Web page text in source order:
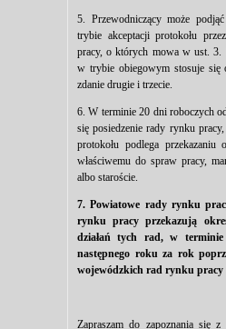
5. Przewodniczący może
trybie akceptacji protokołu
pracy, o których mowa w ust. 3.
w trybie obiegowym stosuje
zdanie drugie i trzecie.
6. W terminie 20 dni roboczych
się posiedzenie rady rynku
protokołu podlega przekazaniu
właściwemu do spraw pracy,
albo staroście.
7. Powiatowe rady rynku
rynku pracy przekazują
działań tych rad, w
następnego roku za rok
wojewódzkich rad rynku
Zapraszam do zapoznania się z